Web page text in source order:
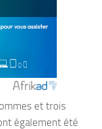
et trois
également été